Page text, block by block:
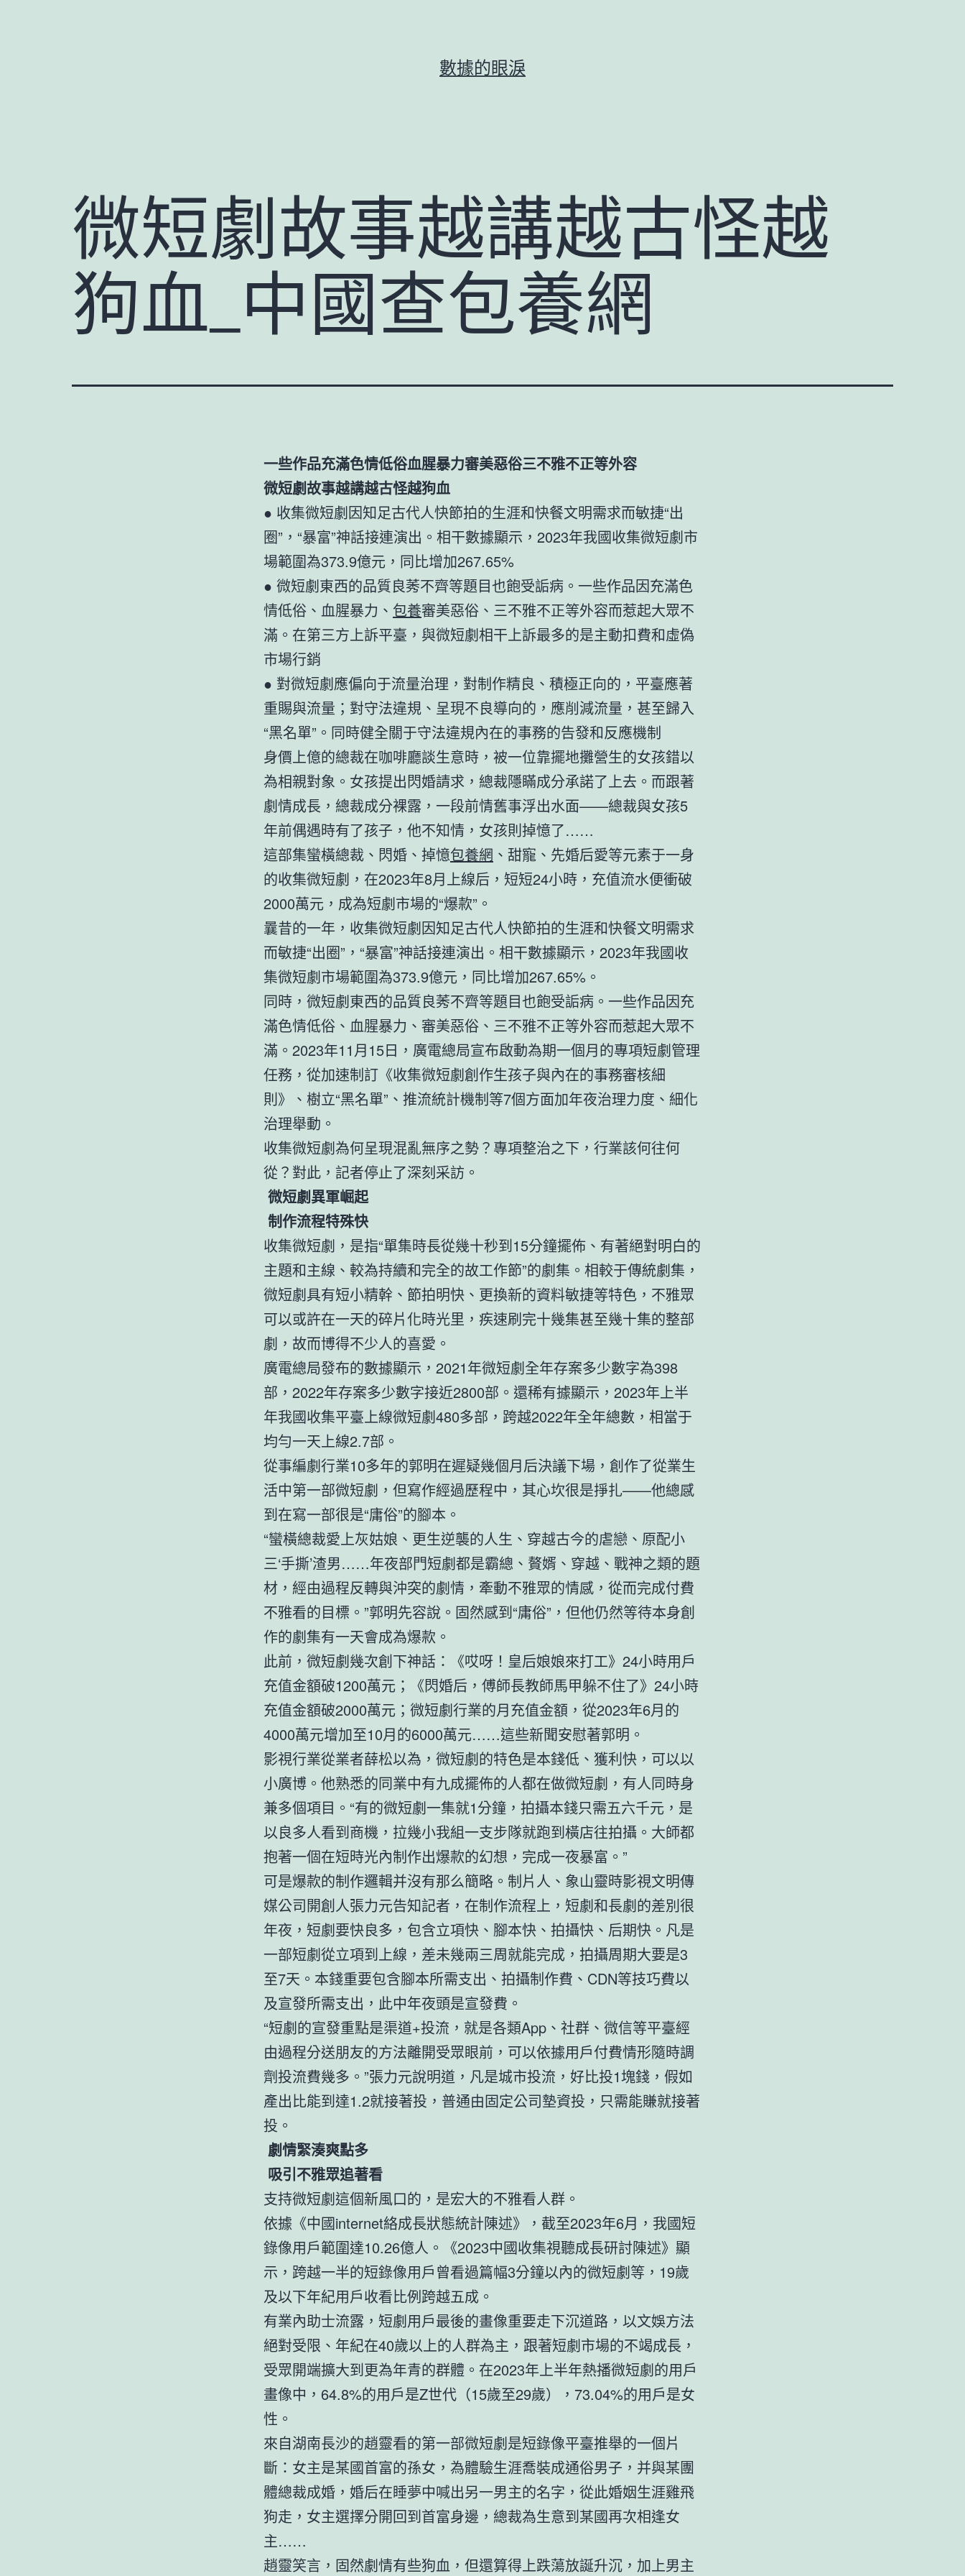
數據的眼淚
微短劇故事越講越古怪越
狗血_中國查包養網
一些作品充滿色情低俗血腥暴力審美惡俗三不雅不正等外容
微短劇故事越講越古怪越狗血
● 收集微短劇因知足古代人快節拍的生涯和快餐文明需求而敏捷“出
圈”，“暴富”神話接連演出。相干數據顯示，2023年我國收集微短劇市
場範圍為373.9億元，同比增加267.65%
● 微短劇東西的品質良莠不齊等題目也飽受詬病。一些作品因充滿色
情低俗、血腥暴力、 包養審美惡俗、三不雅不正等外容而惹起大眾不
滿。在第三方上訴平臺，與微短劇相干上訴最多的是主動扣費和虛偽
市場行銷
● 對微短劇應偏向于流量治理，對制作精良、積極正向的，平臺應著
重賜與流量；對守法違規、呈現不良導向的，應削減流量，甚至歸入
“黑名單”。同時健全關于守法違規內在的事務的告發和反應機制
身價上億的總裁在咖啡廳談生意時，被一位靠擺地攤營生的女孩錯以
為相親對象。女孩提出閃婚請求，總裁隱瞞成分承諾了上去。而跟著
劇情成長，總裁成分裸露，一段前情舊事浮出水面——總裁與女孩5
年前偶遇時有了孩子，他不知情，女孩則掉憶了……
這部集蠻橫總裁、閃婚、掉憶包養網 、甜寵、先婚后愛等元素于一身
的收集微短劇，在2023年8月上線后，短短24小時，充值流水便衝破
2000萬元，成為短劇市場的“爆款”。
曩昔的一年，收集微短劇因知足古代人快節拍的生涯和快餐文明需求
而敏捷“出圈”，“暴富”神話接連演出。相干數據顯示，2023年我國收
集微短劇市場範圍為373.9億元，同比增加267.65%。
同時，微短劇東西的品質良莠不齊等題目也飽受詬病。一些作品因充
滿色情低俗、血腥暴力、審美惡俗、三不雅不正等外容而惹起大眾不
滿。2023年11月15日，廣電總局宣布啟動為期一個月的專項短劇管理
任務，從加速制訂《收集微短劇創作生孩子與內在的事務審核細
則》、樹立“黑名單”、推流統計機制等7個方面加年夜治理力度、細化
治理舉動。
收集微短劇為何呈現混亂無序之勢？專項整治之下，行業該何往何
從？對此，記者停止了深刻采訪。
微短劇異軍崛起
制作流程特殊快
收集微短劇，是指“單集時長從幾十秒到15分鐘擺佈、有著絕對明白的
主題和主線、較為持續和完全的故工作節”的劇集。相較于傳統劇集，
微短劇具有短小精幹、節拍明快、更換新的資料敏捷等特色，不雅眾
可以或許在一天的碎片化時光里，疾速刷完十幾集甚至幾十集的整部
劇，故而博得不少人的喜愛。
廣電總局發布的數據顯示，2021年微短劇全年存案多少數字為398
部，2022年存案多少數字接近2800部。還稀有據顯示，2023年上半
年我國收集平臺上線微短劇480多部，跨越2022年全年總數，相當于
均勻一天上線2.7部。
從事編劇行業10多年的郭明在遲疑幾個月后決議下場，創作了從業生
活中第一部微短劇，但寫作經過歷程中，其心坎很是掙扎——他總感
到在寫一部很是“庸俗”的腳本。
“蠻橫總裁愛上灰姑娘、更生逆襲的人生、穿越古今的虐戀、原配小
三‘手撕’渣男……年夜部門短劇都是霸總、贅婿、穿越、戰神之類的題
材，經由過程反轉與沖突的劇情，牽動不雅眾的情感，從而完成付費
不雅看的目標。”郭明先容說。固然感到“庸俗”，但他仍然等待本身創
作的劇集有一天會成為爆款。
此前，微短劇幾次創下神話：《哎呀！皇后娘娘來打工》24小時用戶
充值金額破1200萬元；《閃婚后，傅師長教師馬甲躲不住了》24小時
充值金額破2000萬元；微短劇行業的月充值金額，從2023年6月的
4000萬元增加至10月的6000萬元……這些新聞安慰著郭明。
影視行業從業者薛松以為，微短劇的特色是本錢低、獲利快，可以以
小廣博。他熟悉的同業中有九成擺佈的人都在做微短劇，有人同時身
兼多個項目。“有的微短劇一集就1分鐘，拍攝本錢只需五六千元，是
以良多人看到商機，拉幾小我組一支步隊就跑到橫店往拍攝。大師都
抱著一個在短時光內制作出爆款的幻想，完成一夜暴富。”
可是爆款的制作邏輯并沒有那么簡略。制片人、象山靈時影視文明傳
媒公司開創人張力元告知記者，在制作流程上，短劇和長劇的差別很
年夜，短劇要快良多，包含立項快、腳本快、拍攝快、后期快。凡是
一部短劇從立項到上線，差未幾兩三周就能完成，拍攝周期大要是3
至7天。本錢重要包含腳本所需支出、拍攝制作費、CDN等技巧費以
及宣發所需支出，此中年夜頭是宣發費。
“短劇的宣發重點是渠道+投流，就是各類App、社群、微信等平臺經
由過程分送朋友的方法離開受眾眼前，可以依據用戶付費情形隨時調
劑投流費幾多。”張力元說明道，凡是城市投流，好比投1塊錢，假如
產出比能到達1.2就接著投，普通由固定公司墊資投，只需能賺就接著
投。
劇情緊湊爽點多
吸引不雅眾追著看
支持微短劇這個新風口的，是宏大的不雅看人群。
依據《中國internet絡成長狀態統計陳述》，截至2023年6月，我國短
錄像用戶範圍達10.26億人。《2023中國收集視聽成長研討陳述》顯
示，跨越一半的短錄像用戶曾看過篇幅3分鐘以內的微短劇等，19歲
及以下年紀用戶收看比例跨越五成。
有業內助士流露，短劇用戶最後的畫像重要走下沉道路，以文娛方法
絕對受限、年紀在40歲以上的人群為主，跟著短劇市場的不竭成長，
受眾開端擴大到更為年青的群體。在2023年上半年熱播微短劇的用戶
畫像中，64.8%的用戶是Z世代（15歲至29歲），73.04%的用戶是女
性。
來自湖南長沙的趙靈看的第一部微短劇是短錄像平臺推舉的一個片
斷：女主是某國首富的孫女，為體驗生涯喬裝成通俗男子，并與某團
體總裁成婚，婚后在睡夢中喊出另一男主的名字，從此婚姻生涯雞飛
狗走，女主選擇分開回到首富身邊，總裁為生意到某國再次相逢女
主……
趙靈笑言，固然劇情有些狗血，但還算得上跌蕩放誕升沉，加上男主